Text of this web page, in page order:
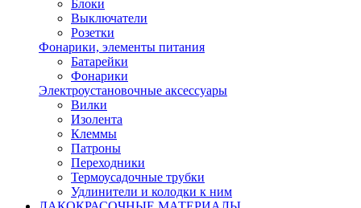
Блоки
Выключатели
Розетки
Фонарики, элементы питания
Батарейки
Фонарики
Электроустановочные аксессуары
Вилки
Изолента
Клеммы
Патроны
Переходники
Термоусадочные трубки
Удлинители и колодки к ним